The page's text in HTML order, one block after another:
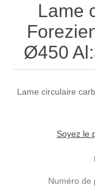
Lame
Ø450
Lame circulaire
Soyez le
Numéro de